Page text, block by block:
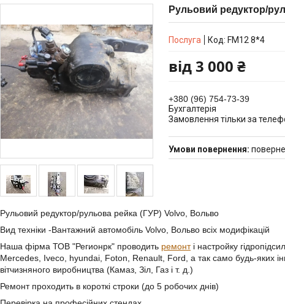
Рульовий редуктор/
Послуга Код: FM12 8*4
від 3 000 ₴
+380 (96) 754-73-39
Бухгалтерія
Замовлення тільки за
Рульовий редуктор/рульова рейка (ГУР) Volvo, Вольво
Вид техніки -Вантажний автомобіль Volvo, Вольво всіх модифікацій
Наша фірма ТОВ "Регионрк" проводить ремонті настройку
Mercedes, Iveco, hyundai, Foton, Renault, Ford, а так само будь-яких
вітчизняного виробництва (Камаз, Зіл, Газ і т. д.)
Ремонт проходить в короткі строки (до 5 робочих днів)